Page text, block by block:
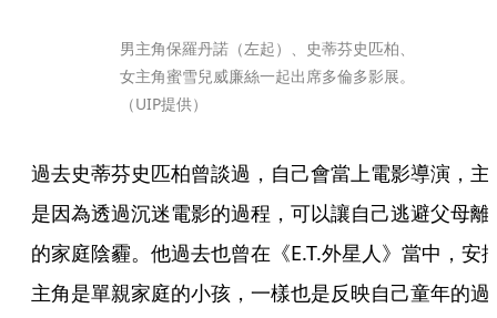
男主角保羅丹諾（左起）、史蒂芬史匹柏、
女主角蜜雪兒威廉絲一起出席多倫多影展。
（UIP提供）
過去史蒂芬史匹柏曾談過，自己會當上電影導演，主
是因為透過沉迷電影的過程，可以讓自己逃避父母離
的家庭陰霾。他過去也曾在《E.T.外星人》當中，安
主角是單親家庭的小孩，一樣也是反映自己童年的過